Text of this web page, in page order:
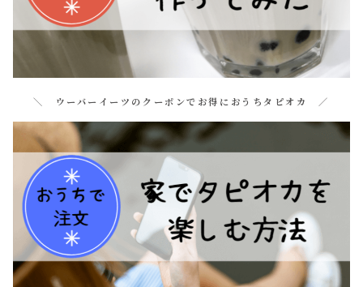
＼ ウーバーイーツのクーポンでお得におうちタピオカ ／